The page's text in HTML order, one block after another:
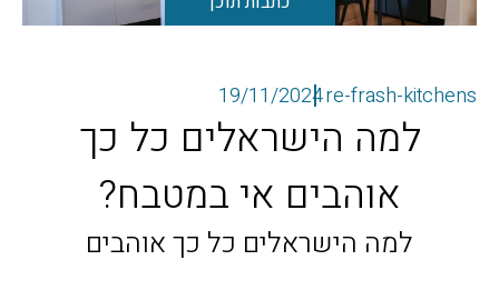
re-frash-
19/11/2024
למה הישראלים כל כך
אוהבים אי במטבח?
למה הישראלים כל כך אוהבים